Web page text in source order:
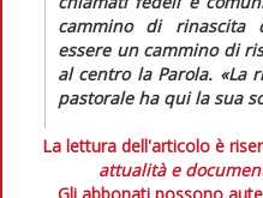
cammino di rinascita
essere un cammino di
al centro la Parola. «La
pastorale ha qui la sua
La lettura dell'articolo è
attualità e